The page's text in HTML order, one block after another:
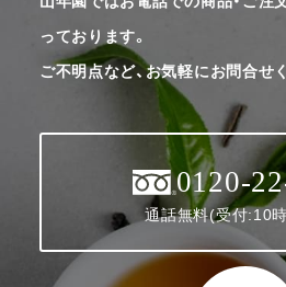
っております。
ご不明点など、お気軽にお問合せ
0120-
通話無料(受付:10